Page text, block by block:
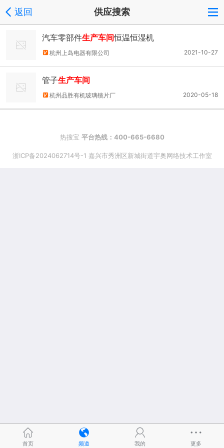
返回 供应搜索
汽车零部件生产车间恒温恒湿机
2021-10-27
杭州上岛电器有限公司
管子生产车间
2020-05-18
杭州品胜有机玻璃镜片厂
热搜宝 平台热线：400-665-6680
浙ICP备2024062714号-1 嘉兴市秀洲区新城街道宇奥网络技术工作室
首页 频道 我的 更多